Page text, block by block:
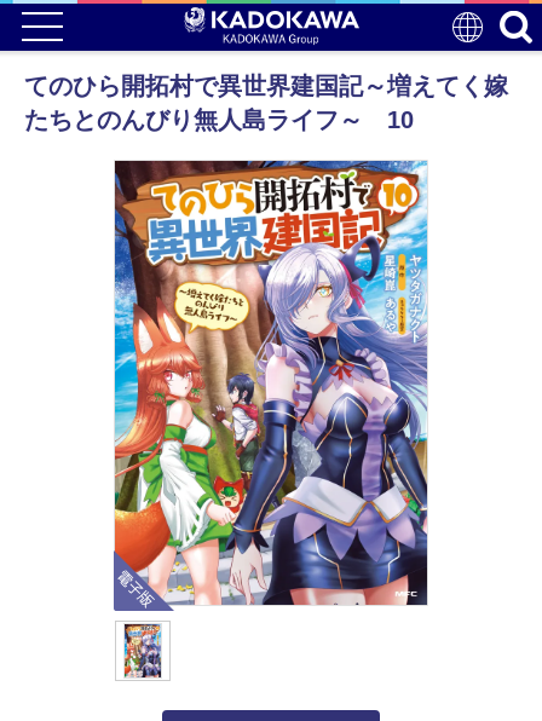
てのひら開拓村で異世界建国記～増えてく嫁
たちとのんびり無人島ライフ～ 10
電子版